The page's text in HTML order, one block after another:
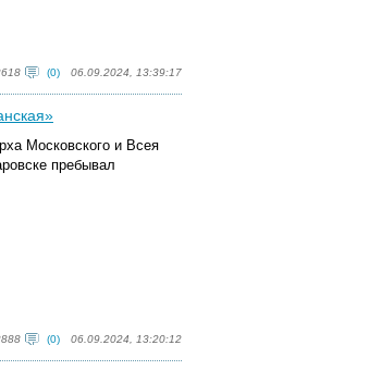
(0) 06.09.2024, 13:39:17
Московского и Всея
пребывал
(0) 06.09.2024, 13:20:12